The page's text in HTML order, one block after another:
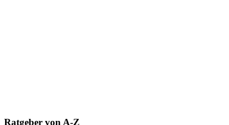
Ratgeber von A-Z